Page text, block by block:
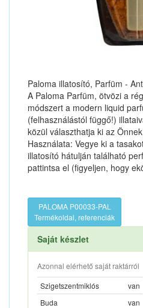
Paloma illatosító, Parfüm -
A Paloma Parfüm, ötvözi a
módszert a modern liquid
(felhasználástól függő!)
közül választhatja ki az
Használata: Vegye ki a
illatosító hátulján található
pattintsa el (figyeljen, hogy
PALOMA P00033-PAL
Termékoldal, referenciák
Saját készlet
Azonnal elérhető saját raktárról
Szigetszentmiklós
van
Buda
van